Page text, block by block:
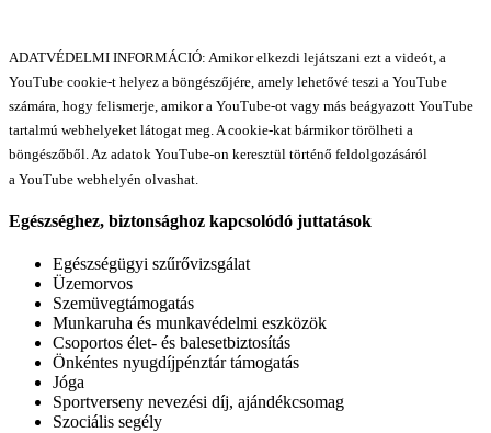
ADATVÉDELMI INFORMÁCIÓ: Amikor elkezdi lejátszani ezt a videót, a
YouTube cookie-t helyez a böngészőjére, amely lehetővé teszi a YouTube
számára, hogy felismerje, amikor a YouTube-ot vagy más beágyazott YouTube
tartalmú webhelyeket látogat meg. A cookie-kat bármikor törölheti a
böngészőből. Az adatok YouTube-on keresztül történő feldolgozásáról
a YouTube webhelyén olvashat.
Egészséghez, biztonsághoz kapcsolódó juttatások
Egészségügyi szűrővizsgálat
Üzemorvos
Szemüvegtámogatás
Munkaruha és munkavédelmi eszközök
Csoportos élet- és balesetbiztosítás
Önkéntes nyugdíjpénztár támogatás
Jóga
Sportverseny nevezési díj, ajándékcsomag
Szociális segély